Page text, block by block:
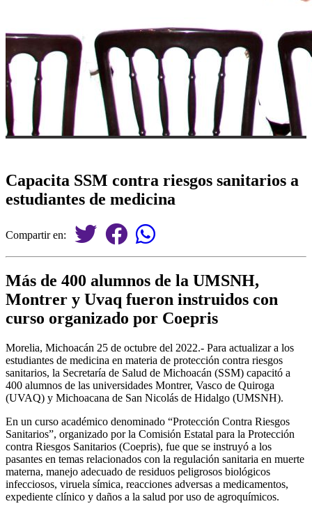
Capacita SSM contra riesgos sanitarios a
estudiantes de medicina
Compartir en:
Más de 400 alumnos de la UMSNH,
Montrer y Uvaq fueron instruidos con
curso organizado por Coepris
Morelia, Michoacán 25 de octubre del 2022.- Para actualizar a los
estudiantes de medicina en materia de protección contra riesgos
sanitarios, la Secretaría de Salud de Michoacán (SSM) capacitó a
400 alumnos de las universidades Montrer, Vasco de Quiroga
(UVAQ) y Michoacana de San Nicolás de Hidalgo (UMSNH).
En un curso académico denominado “Protección Contra Riesgos
Sanitarios”, organizado por la Comisión Estatal para la Protección
contra Riesgos Sanitarios (Coepris), fue que se instruyó a los
pasantes en temas relacionados con la regulación sanitaria en muerte
materna, manejo adecuado de residuos peligrosos biológicos
infecciosos, viruela símica, reacciones adversas a medicamentos,
expediente clínico y daños a la salud por uso de agroquímicos.